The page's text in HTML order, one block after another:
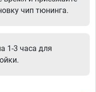
чип тюнинга.
1-3 часа для